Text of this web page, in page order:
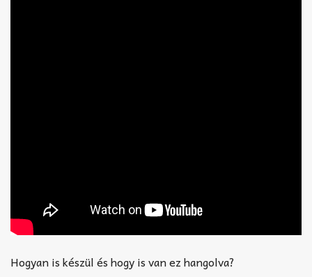
Hogyan is készül és hogy is van ez hangolva?